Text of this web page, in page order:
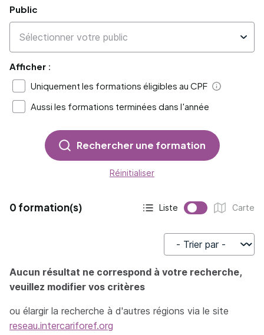
Public
Afficher :
Uniquement les formations éligibles au CPF
Aide
Aussi les formations terminées dans l'année
Rechercher une formation
Réinitialiser
0 formation(s)
Affichage actif :
Liste
Affichage :
Carte
Trier par
Aucun résultat ne correspond à votre recherche,
veuillez modifier vos critères
ou élargir la recherche à d'autres régions via le site
reseau.intercariforef.org